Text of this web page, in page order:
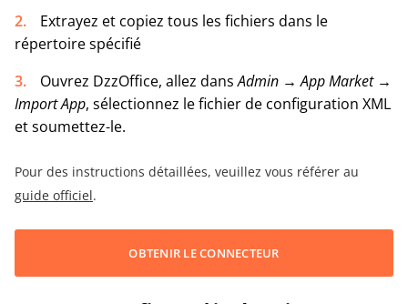
Extrayez et copiez tous les fichiers dans le
répertoire spécifié
Ouvrez DzzOffice, allez dansAdmin → App Market →
Import App, sélectionnez le fichier de configuration XML
et soumettez-le.
Pour des instructions détaillées, veuillez vous référer au
guide officiel.
OBTENIR LE CONNECTEUR